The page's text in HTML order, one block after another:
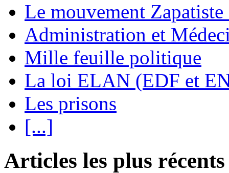
Le mouvement
Administration et
Mille feuille politique
La loi ELAN (EDF et
Les prisons
[...]
Articles les plus récents